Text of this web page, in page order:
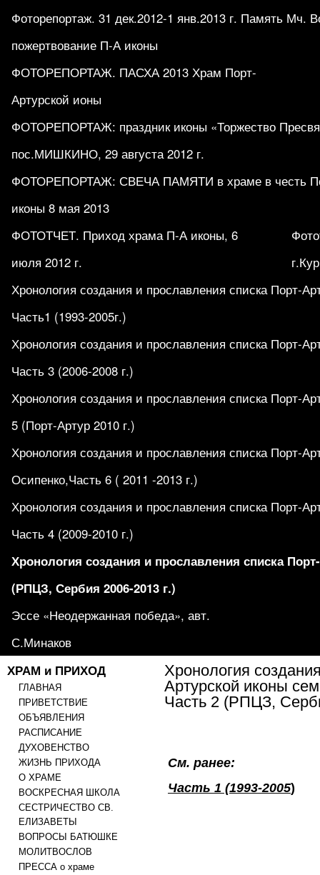
Фоторепортаж. 31 дек.2012-1 янв.2013 г. Память Мч.
пожертвование П-А иконы
ФОТОРЕПОРТАЖ. ПАСХА 2013 Храм Порт-
Артурской ионы
ФОТОРЕПОРТАЖ: праздник иконы «Торжество
пос.МИШКИНО, 29 августа 2012 г.
ФОТОРЕПОРТАЖ: СВЕЧА ПАМЯТИ в храме в честь
иконы 8 мая 2013
ФОТОТЧЕТ. Приход храма П-А иконы, 6
июля 2012 г.
Хронология создания и прославления списка Порт-
Часть1 (1993-2005г.)
Хронология создания и прославления списка Порт-
Часть 3 (2006-2008 г.)
Хронология создания и прославления списка Порт-
5 (Порт-Артур 2010 г.)
Хронология создания и прославления списка Порт-
Осипенко,Часть 6 ( 2011 -2013 г.)
Хронология создания и прославления списка Порт-
Часть 4 (2009-2010 г.)
Хронология создания и прославления списка
(РПЦЗ, Сербия 2006-2013 г.)
Эссе «Неодержанная победа», авт.
С.Минаков
ХРАМ и ПРИХОД
ГЛАВНАЯ
ПРИВЕТСТВИЕ
ОБЪЯВЛЕНИЯ
РАСПИСАНИЕ
ДУХОВЕНСТВО
ЖИЗНЬ ПРИХОДА
О ХРАМЕ
ВОСКРЕСНАЯ ШКОЛА
СЕСТРИЧЕСТВО СВ.
ЕЛИЗАВЕТЫ
ВОПРОСЫ БАТЮШКЕ
МОЛИТВОСЛОВ
ПРЕССА о храме
Хронология
Артурской иконы
Часть 2 (РПЦЗ,
См. ранее:
Часть 1 (1993-2005)